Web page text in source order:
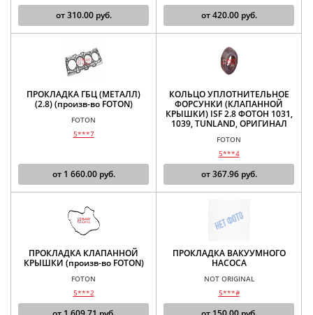
от310.00руб. от420.00руб.
ПРОКЛАДКА ГБЦ (МЕТАЛЛ)
(2.8) (произв-во FOTON)
FOTON
5***7
от 1 660.00руб.
КОЛЬЦО УПЛОТНИТЕЛЬНОЕ
ФОРСУНКИ (КЛАПАННОЙ
КРЫШКИ) ISF 2.8 ФОТОН 1031,
1039, TUNLAND, ОРИГИНАЛ
FOTON
5***4
от367.96руб.
ПРОКЛАДКА КЛАПАННОЙ
КРЫШКИ (произв-во FOTON)
FOTON
5***2
ПРОКЛАДКА ВАКУУМНОГО
НАСОСА
NOT ORIGINAL
5***#